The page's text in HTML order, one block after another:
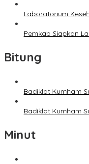
Laboratorium
Pemkab Siapkan
Bitung
Badiklat Kumham
Badiklat Kumham
Minut